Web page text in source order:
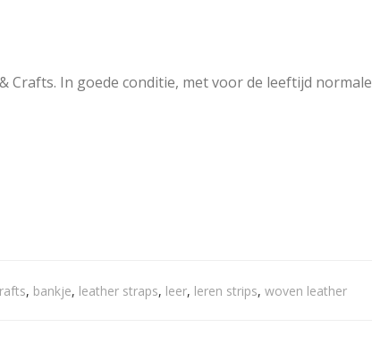
Crafts. In goede conditie, met voor de leeftijd normale
, bankje, leather straps, leer, leren strips, woven leather